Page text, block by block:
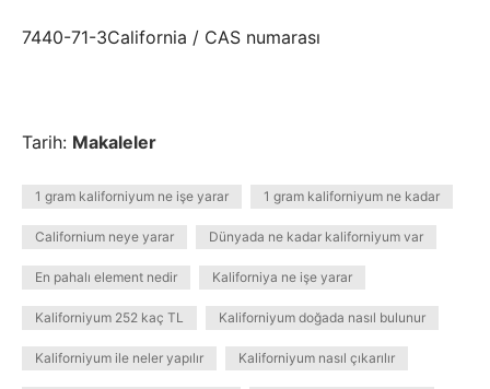
7440-71-3California / CAS numarası
Tarih: Makaleler
1 gram kaliforniyum ne işe yarar 1 gram kaliforniyum ne kadar
Californium neye yarar Dünyada ne kadar kaliforniyum var
En pahalı element nedir Kaliforniya ne işe yarar
Kaliforniyum 252 kaç TL Kaliforniyum doğada nasıl bulunur
Kaliforniyum ile neler yapılır Kaliforniyum nasıl çıkarılır